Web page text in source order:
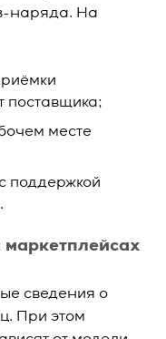
наряда. На
поставщика;
месте
поддержкой
маркетплейсах
сведения о
При этом